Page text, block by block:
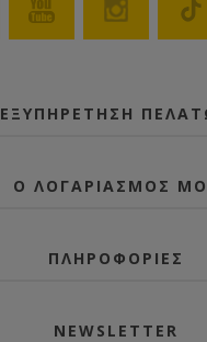
ΕΞΥΠΗΡΕΤΗΣΗ
Ο ΛΟΓΑΡΙΑΣΜΟΣ
ΠΛΗΡΟΦΟΡΙΕΣ
NEWSLETTER